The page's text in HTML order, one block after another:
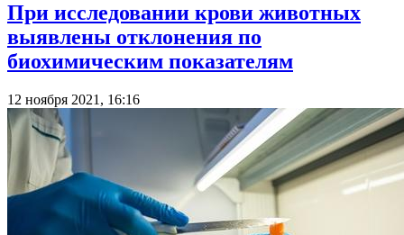
При исследовании крови животных
выявлены отклонения по
биохимическим показателям
12 ноября 2021, 16:16